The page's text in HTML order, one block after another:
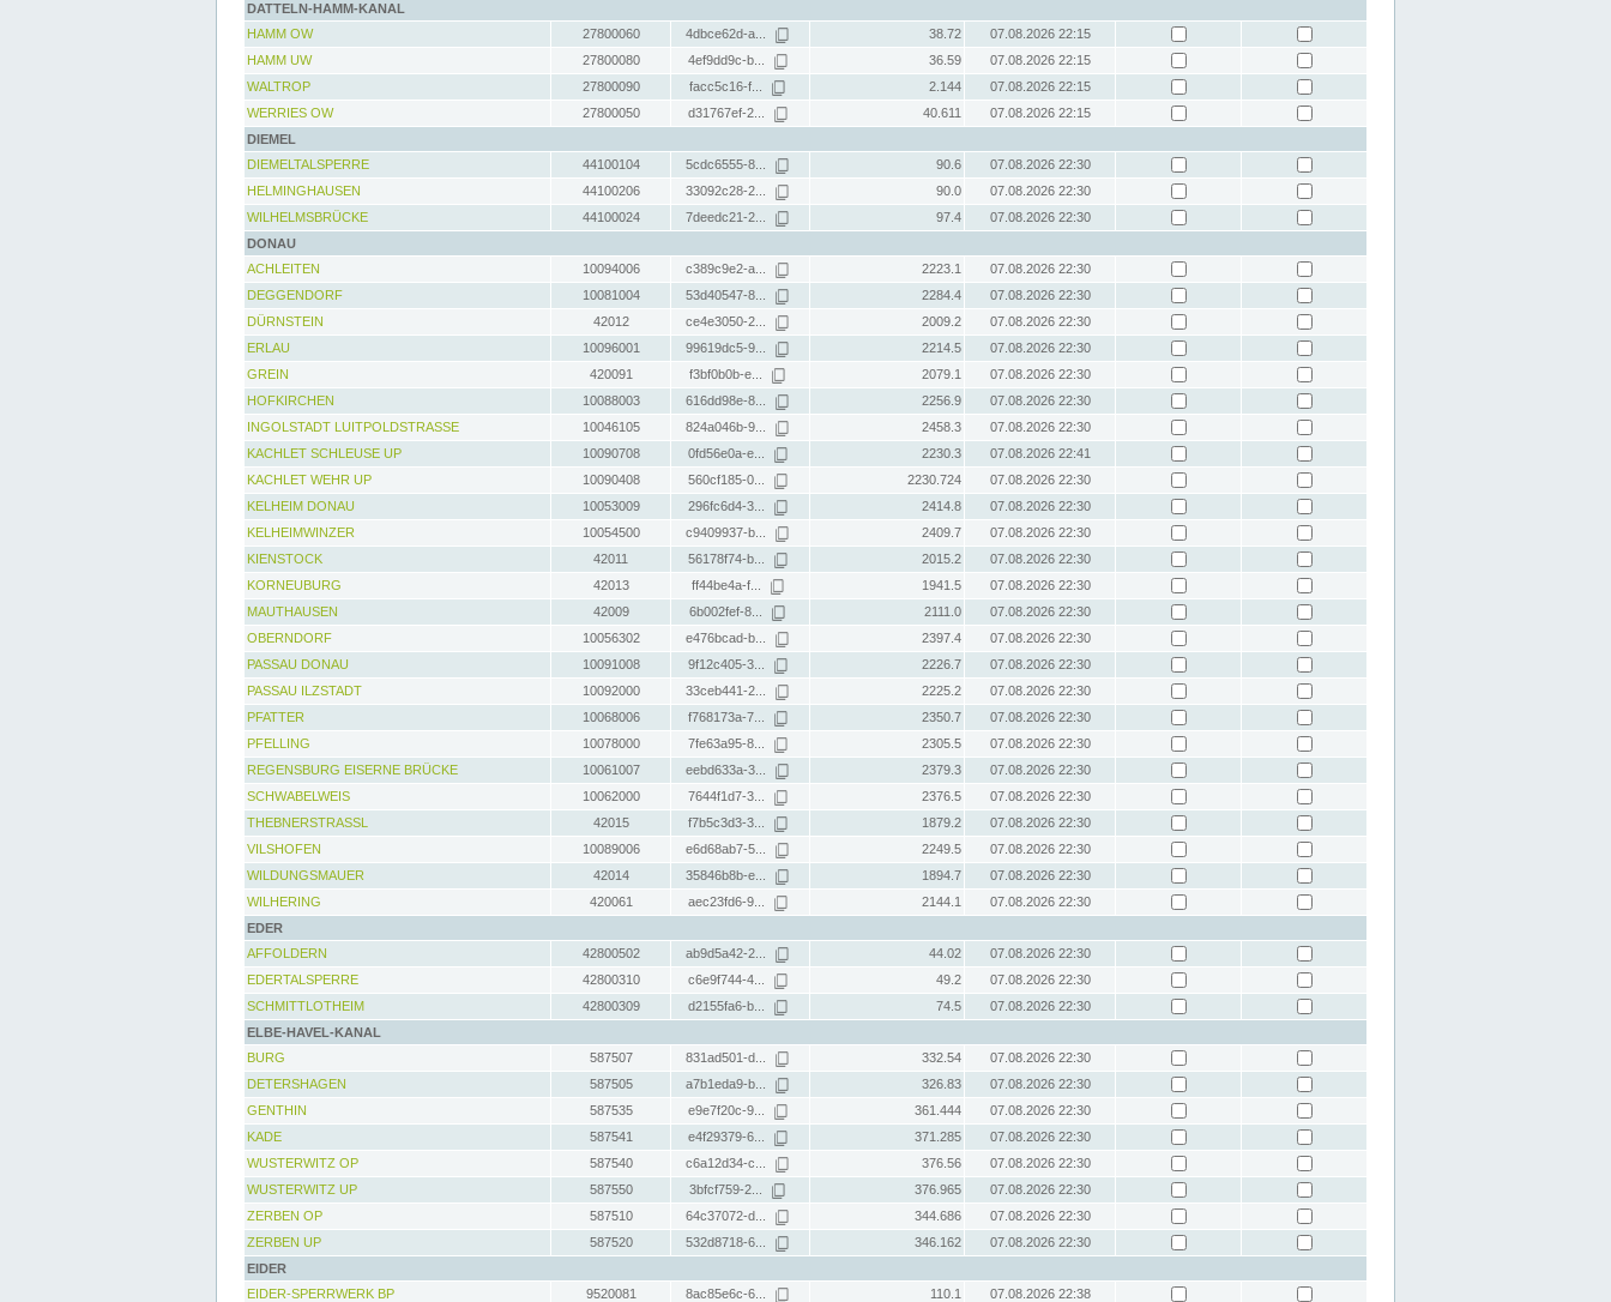
DATTELN-HAMM-KANAL
HAMM OW
27800060 4dbce62d-a... 38.72
07.08.2026 22:15
HAMM UW
27800080 4ef9dd9c-b... 36.59
07.08.2026 22:15
WALTROP
27800090 facc5c16-f... 2.144
07.08.2026 22:15
WERRIES OW
27800050 d31767ef-2... 40.611
07.08.2026 22:15
DIEMEL
DIEMELTALSPERRE
44100104 5cdc6555-8... 90.6
07.08.2026 22:30
HELMINGHAUSEN
44100206 33092c28-2... 90.0
07.08.2026 22:30
WILHELMSBRÜCKE
44100024 7deedc21-2... 97.4
07.08.2026 22:30
DONAU
ACHLEITEN
10094006 c389c9e2-a... 2223.1
07.08.2026 22:30
DEGGENDORF
10081004 53d40547-8... 2284.4
07.08.2026 22:30
DÜRNSTEIN
42012 ce4e3050-2... 2009.2
07.08.2026 22:30
ERLAU
10096001 99619dc5-9... 2214.5
07.08.2026 22:30
GREIN
420091 f3bf0b0b-e... 2079.1
07.08.2026 22:30
HOFKIRCHEN
10088003 616dd98e-8... 2256.9
07.08.2026 22:30
INGOLSTADT LUITPOLDSTRASSE
10046105 824a046b-9... 2458.3
07.08.2026 22:30
KACHLET SCHLEUSE UP
10090708 0fd56e0a-e... 2230.3
07.08.2026 22:41
KACHLET WEHR UP
10090408 560cf185-0... 2230.724
07.08.2026 22:30
KELHEIM DONAU
10053009 296fc6d4-3... 2414.8
07.08.2026 22:30
KELHEIMWINZER
10054500 c9409937-b... 2409.7
07.08.2026 22:30
KIENSTOCK
42011 56178f74-b... 2015.2
07.08.2026 22:30
KORNEUBURG
42013 ff44be4a-f... 1941.5
07.08.2026 22:30
MAUTHAUSEN
42009 6b002fef-8... 2111.0
07.08.2026 22:30
OBERNDORF
10056302 e476bcad-b... 2397.4
07.08.2026 22:30
PASSAU DONAU
10091008 9f12c405-3... 2226.7
07.08.2026 22:30
PASSAU ILZSTADT
10092000 33ceb441-2... 2225.2
07.08.2026 22:30
PFATTER
10068006 f768173a-7... 2350.7
07.08.2026 22:30
PFELLING
10078000 7fe63a95-8... 2305.5
07.08.2026 22:30
REGENSBURG EISERNE BRÜCKE
10061007 eebd633a-3... 2379.3
07.08.2026 22:30
SCHWABELWEIS
10062000 7644f1d7-3... 2376.5
07.08.2026 22:30
THEBNERSTRASSL
42015 f7b5c3d3-3... 1879.2
07.08.2026 22:30
VILSHOFEN
10089006 e6d68ab7-5... 2249.5
07.08.2026 22:30
WILDUNGSMAUER
42014 35846b8b-e... 1894.7
07.08.2026 22:30
WILHERING
420061 aec23fd6-9... 2144.1
07.08.2026 22:30
EDER
AFFOLDERN
42800502 ab9d5a42-2... 44.02
07.08.2026 22:30
EDERTALSPERRE
42800310 c6e9f744-4... 49.2
07.08.2026 22:30
SCHMITTLOTHEIM
42800309 d2155fa6-b... 74.5
07.08.2026 22:30
ELBE-HAVEL-KANAL
BURG
587507 831ad501-d... 332.54
07.08.2026 22:30
DETERSHAGEN
587505 a7b1eda9-b... 326.83
07.08.2026 22:30
GENTHIN
587535 e9e7f20c-9... 361.444
07.08.2026 22:30
KADE
587541 e4f29379-6... 371.285
07.08.2026 22:30
WUSTERWITZ OP
587540 c6a12d34-c... 376.56
07.08.2026 22:30
WUSTERWITZ UP
587550 3bfcf759-2... 376.965
07.08.2026 22:30
ZERBEN OP
587510 64c37072-d... 344.686
07.08.2026 22:30
ZERBEN UP
587520 532d8718-6... 346.162
07.08.2026 22:30
EIDER
EIDER-SPERRWERK BP
9520081 8ac85e6c-6... 110.1
07.08.2026 22:38